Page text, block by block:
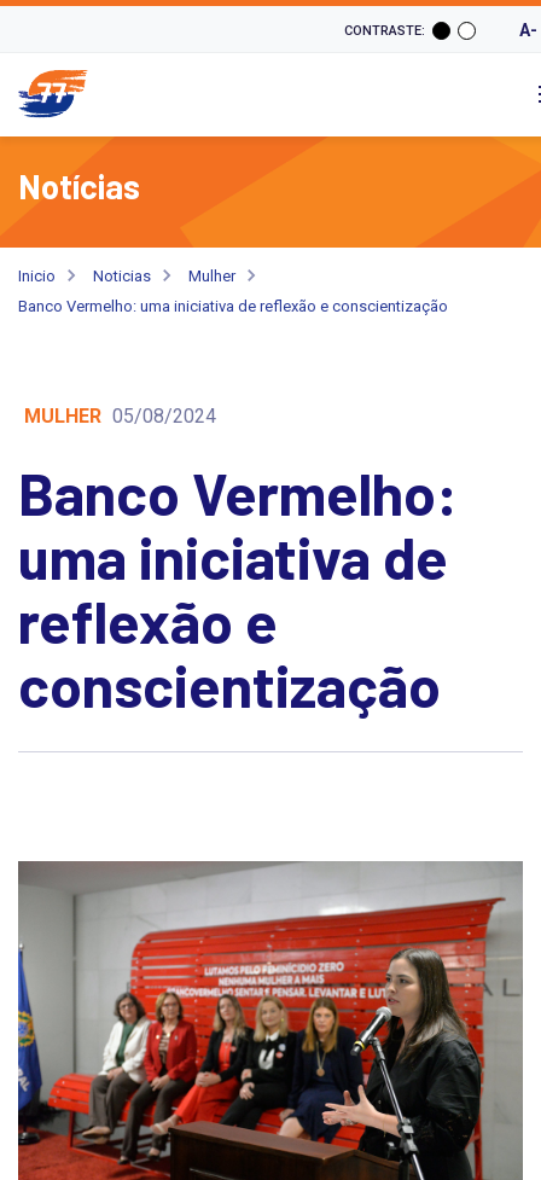
CONTRASTE: A-
Notícias
Inicio Noticias
Mulher
Banco Vermelho: uma iniciativa de reflexão e conscientização
MULHER 05/08/2024
Banco Vermelho:
uma iniciativa de
reflexão e
conscientização